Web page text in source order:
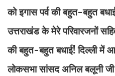
को इगास पर्व की बहुत-बहुत
उत्तराखंड के मेरे परिवारजनों
की बहुत-बहुत बधाई! दिल्ली में
लोकसभा सांसद अनिल बलूनी जी